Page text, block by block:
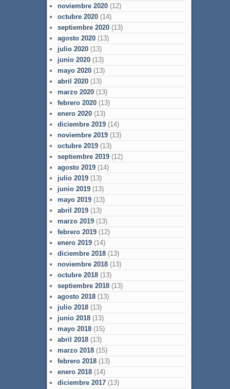
noviembre 2020(12)
octubre 2020(14)
septiembre 2020(13)
agosto 2020(13)
julio 2020(13)
junio 2020(13)
mayo 2020(13)
abril 2020(13)
marzo 2020(13)
febrero 2020(13)
enero 2020(13)
diciembre 2019(14)
noviembre 2019(13)
octubre 2019(13)
septiembre 2019(12)
agosto 2019(14)
julio 2019(13)
junio 2019(13)
mayo 2019(13)
abril 2019(13)
marzo 2019(13)
febrero 2019(12)
enero 2019(14)
diciembre 2018(13)
noviembre 2018(13)
octubre 2018(13)
septiembre 2018(13)
agosto 2018(13)
julio 2018(13)
junio 2018(13)
mayo 2018(15)
abril 2018(13)
marzo 2018(15)
febrero 2018(13)
enero 2018(14)
diciembre 2017(13)